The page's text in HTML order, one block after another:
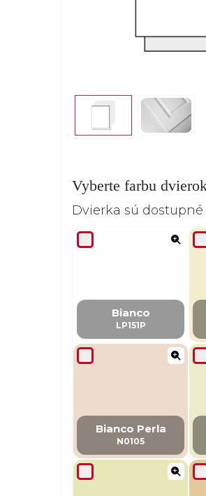
Vyberte farbu
Dvierka sú
Bianco
LP151P
Bianco Perla
N0105